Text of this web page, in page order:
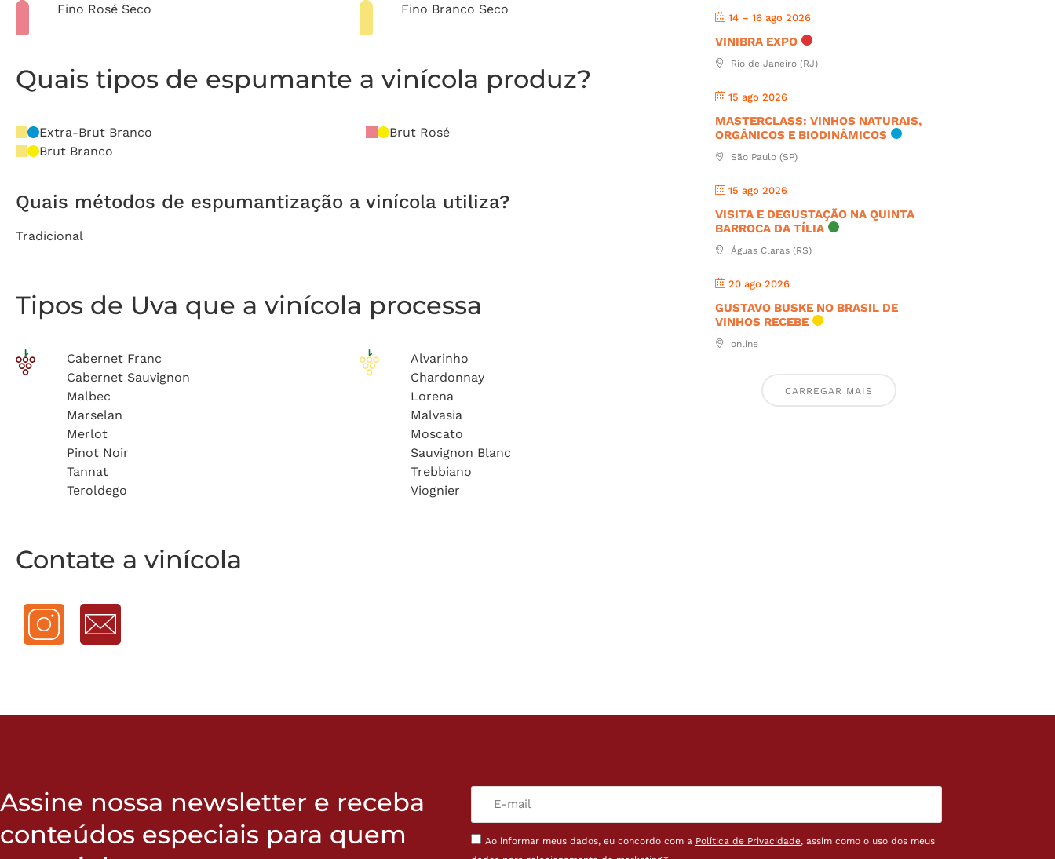
Fino Rosé Seco Fino Branco Seco
Quais tipos de espumante a vinícola produz?
Extra-Brut Branco
Brut Branco
Brut Rosé
Quais métodos de espumantização a vinícola utiliza?
Tradicional
Tipos de Uva que a vinícola processa
Cabernet Franc
Cabernet Sauvignon
Malbec
Marselan
Merlot
Pinot Noir
Tannat
Teroldego
Alvarinho
Chardonnay
Lorena
Malvasia
Moscato
Sauvignon Blanc
Trebbiano
Viognier
Contate a vinícola
14 – 16 ago 2026
VINIBRA EXPO
Rio de Janeiro (RJ)
15 ago 2026
MASTERCLASS: VINHOS NATURAIS,
ORGÂNICOS E BIODINÂMICOS
São Paulo (SP)
15 ago 2026
VISITA E DEGUSTAÇÃO NA QUINTA
BARROCA DA TÍLIA
Águas Claras (RS)
20 ago 2026
GUSTAVO BUSKE NO BRASIL DE
VINHOS RECEBE
online
CARREGAR MAIS
Assine nossa newsletter e receba
conteúdos especiais para quem
Ao informar meus dados, eu concordo com a Política de Privacidade, assim como o uso dos meus